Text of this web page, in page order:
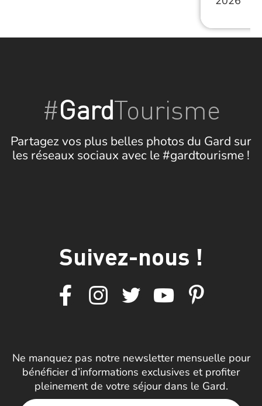
#GardTourisme
Partagez vos plus belles photos du Gard sur
les réseaux sociaux avec le #gardtourisme !
Suivez-nous !
Ne manquez pas notre newsletter mensuelle pour
bénéficier d’informations exclusives et profiter
pleinement de votre séjour dans le Gard.